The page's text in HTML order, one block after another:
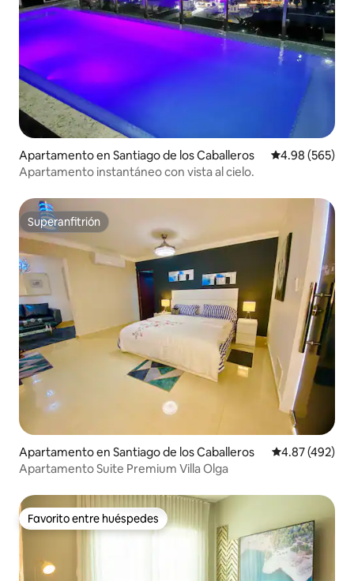
Apartamento en Santiago de los Caballeros Calificación
4.98 (565)
Apartamento instantáneo con vista al cielo.
Superanfitrión
Superanfitrión
Apartamento en Santiago de los Caballeros Calificación
4.87 (492)
Apartamento Suite Premium Villa Olga
Favorito entre huéspedes
Favorito entre huéspedes